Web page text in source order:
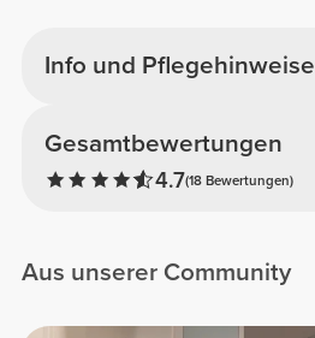
Info und Pflegehinweise
Gesamtbewertungen
4.7(18 Bewertungen)
Aus unserer Community